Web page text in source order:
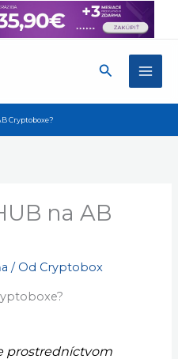
Hľadať
Cryptoboxe?
na AB
/ Od Cryptobox
prostredníctvom